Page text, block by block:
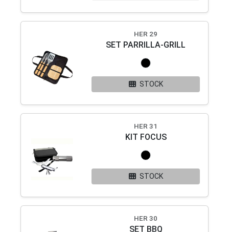
HER 29
SET PARRILLA-GRILL
STOCK
HER 31
KIT FOCUS
STOCK
HER 30
SET BBQ